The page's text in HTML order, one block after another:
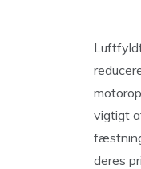
vigtigt
deres